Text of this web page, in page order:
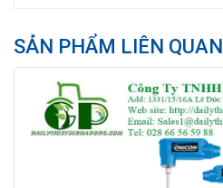
SẢN PHẨM LIÊN QUAN